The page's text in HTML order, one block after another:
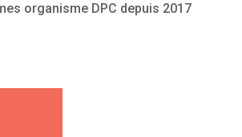
organisme DPC depuis 2017